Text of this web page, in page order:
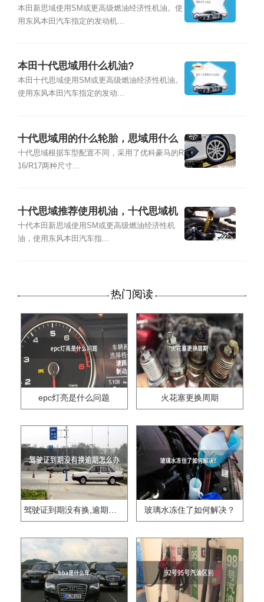
本田新思域使用SM或更高级燃油经济性机油。使
用东风本田汽车指定的发动机...
本田十代思域用什么机油?
本田十代思域使用SM或更高级燃油经济性机油。
使用东风本田汽车指定的发动...
十代思域用的什么轮胎，思域用什么
轮胎好
十代思域根据车型配置不同，采用了优科豪马的R
16/R17两种尺寸...
十代思域推荐使用机油，十代思域机
油多少升
十代本田新思域使用SM或更高级燃油经济性机
油，使用东风本田汽车指...
热门阅读
epc灯亮是什么问题 火花塞更换周期
驾驶证到期没有换,逾期怎么办?? 玻璃水冻住了如何解决？